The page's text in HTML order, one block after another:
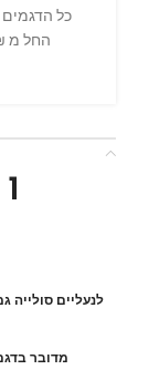
כל הדגמים
אייר פורס 1 נייק NIKE AIR FORCE 1 החל מ 249₪
1